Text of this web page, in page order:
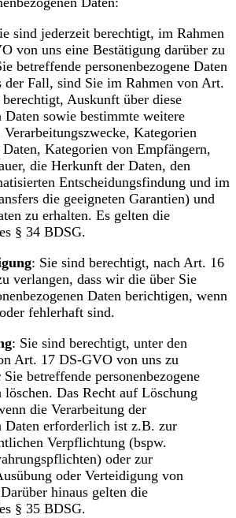
sind jederzeit berechtigt, im Rahmen
von uns eine Bestätigung darüber zu
betreffende personenbezogene Daten
der Fall, sind Sie im Rahmen von Art.
Auskunft über diese
Daten sowie bestimmte weitere
Kategorien
Daten, Kategorien von Empfängern,
die Herkunft der Daten, den
Entscheidungsfindung und im
die geeigneten Garantien) und
zu erhalten. Es gelten die
§ 34 BDSG.
: Sie sind berechtigt, nach Art. 16
verlangen, dass wir die über Sie
Daten berichtigen, wenn
fehlerhaft sind.
: Sie sind berechtigt, unter den
Art. 17 DS-GVO von uns zu
betreffende personenbezogene
Das Recht auf Löschung
die Verarbeitung der
Daten erforderlich ist z.B. zur
Verpflichtung (bspw.
oder zur
oder Verteidigung von
hinaus gelten die
§ 35 BDSG.